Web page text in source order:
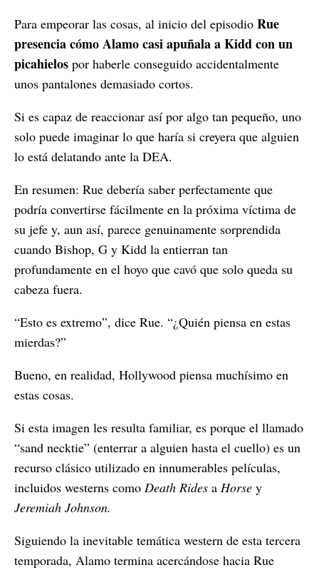
Para empeorar las cosas, al inicio del episodio Rue
presencia cómo Alamo casi apuñala a Kidd con un
picahielos por haberle conseguido accidentalmente
unos pantalones demasiado cortos.
Si es capaz de reaccionar así por algo tan pequeño, uno
solo puede imaginar lo que haría si creyera que alguien
lo está delatando ante la DEA.
En resumen: Rue debería saber perfectamente que
podría convertirse fácilmente en la próxima víctima de
su jefe y, aun así, parece genuinamente sorprendida
cuando Bishop, G y Kidd la entierran tan
profundamente en el hoyo que cavó que solo queda su
cabeza fuera.
“Esto es extremo”, dice Rue. “¿Quién piensa en estas
mierdas?”
Bueno, en realidad, Hollywood piensa muchísimo en
estas cosas.
Si esta imagen les resulta familiar, es porque el llamado
“sand necktie” (enterrar a alguien hasta el cuello) es un
recurso clásico utilizado en innumerables películas,
incluidos westerns como Death Rides a Horse y
Jeremiah Johnson.
Siguiendo la inevitable temática western de esta tercera
temporada, Alamo termina acercándose hacia Rue